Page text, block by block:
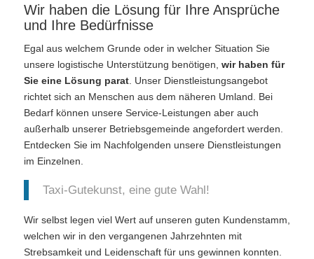
Wir haben die Lösung für Ihre Ansprüche
und Ihre Bedürfnisse
Egal aus welchem Grunde oder in welcher Situation Sie
unsere logistische Unterstützung benötigen, wir haben für
Sie eine Lösung parat. Unser Dienstleistungsangebot
richtet sich an Menschen aus dem näheren Umland. Bei
Bedarf können unsere Service-Leistungen aber auch
außerhalb unserer Betriebsgemeinde angefordert werden.
Entdecken Sie im Nachfolgenden unsere Dienstleistungen
im Einzelnen.
Taxi-Gutekunst, eine gute Wahl!
Wir selbst legen viel Wert auf unseren guten Kundenstamm,
welchen wir in den vergangenen Jahrzehnten mit
Strebsamkeit und Leidenschaft für uns gewinnen konnten.